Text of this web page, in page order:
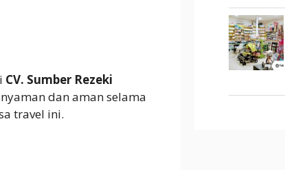
CV. Sumber Rezeki
dan aman selama
travel ini.